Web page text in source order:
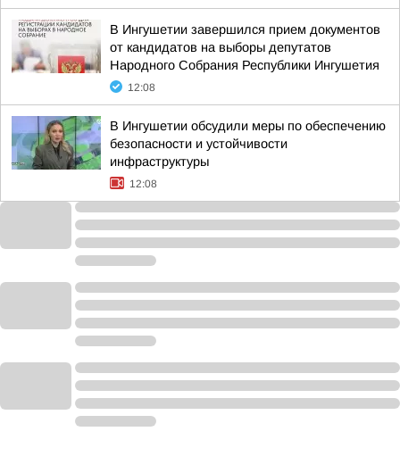
В Ингушетии завершился прием документов
от кандидатов на выборы депутатов
Народного Собрания Республики Ингушетия
12:08
В Ингушетии обсудили меры по обеспечению
безопасности и устойчивости
инфраструктуры
12:08